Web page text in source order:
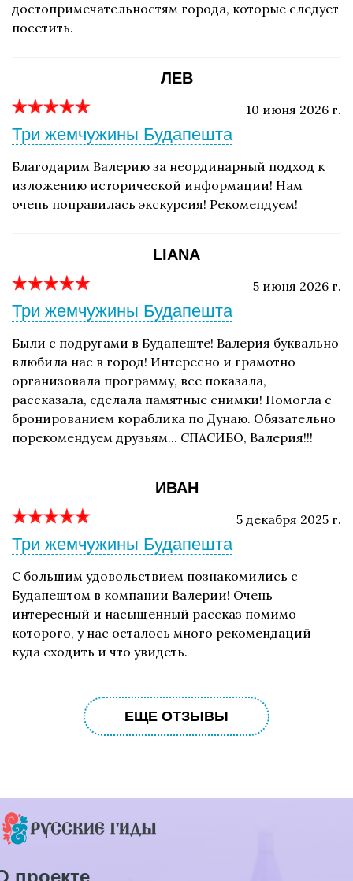
достопримечательностям города, которые следует
посетить.
ЛЕВ
10 июня 2026 г.
Три жемчужины Будапешта
Благодарим Валерию за неординарный подход к
изложению исторической информации! Нам
очень понравилась экскурсия! Рекомендуем!
LIANA
5 июня 2026 г.
Три жемчужины Будапешта
Были с подругами в Будапеште! Валерия буквально
влюбила нас в город! Интересно и грамотно
организовала программу, все показала,
рассказала, сделала памятные снимки! Помогла с
бронированием кораблика по Дунаю. Обязательно
порекомендуем друзьям... СПАСИБО, Валерия!!!
ИВАН
5 декабря 2025 г.
Три жемчужины Будапешта
С большим удовольствием познакомились с
Будапештом в компании Валерии! Очень
интересный и насыщенный рассказ помимо
которого, у нас осталось много рекомендаций
куда сходить и что увидеть.
ЕЩЕ ОТЗЫВЫ
проекте